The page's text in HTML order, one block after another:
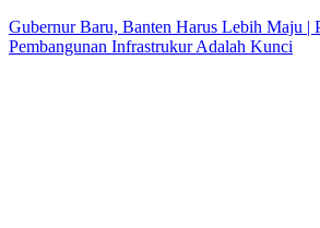
Gubernur Baru, Banten Harus Lebih Maju |
Pembangunan Infrastrukur Adalah Kunci